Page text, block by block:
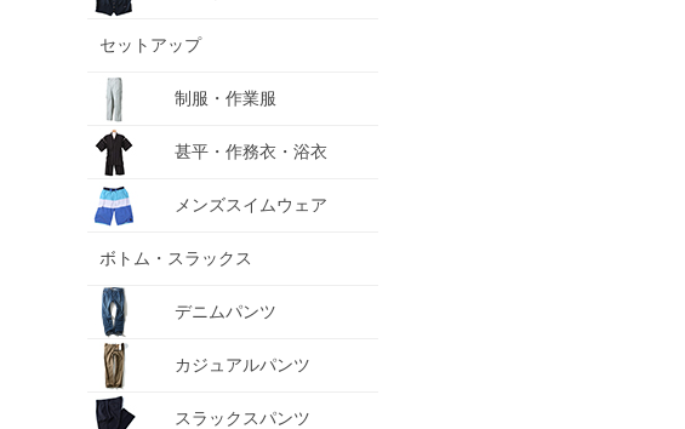
セットアップ
制服・作業服
甚平・作務衣・浴衣
メンズスイムウェア
ボトム・スラックス
デニムパンツ
カジュアルパンツ
スラックスパンツ